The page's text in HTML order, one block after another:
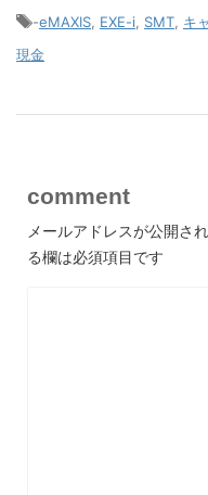
-eMAXIS, EXE-i, SMT, キ
現金
comment
メールアドレスが公開さ
る欄は必須項目です